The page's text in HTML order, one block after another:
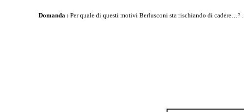
Domanda : Per quale di questi motivi Berlusconi sta rischiando di cadere…? .